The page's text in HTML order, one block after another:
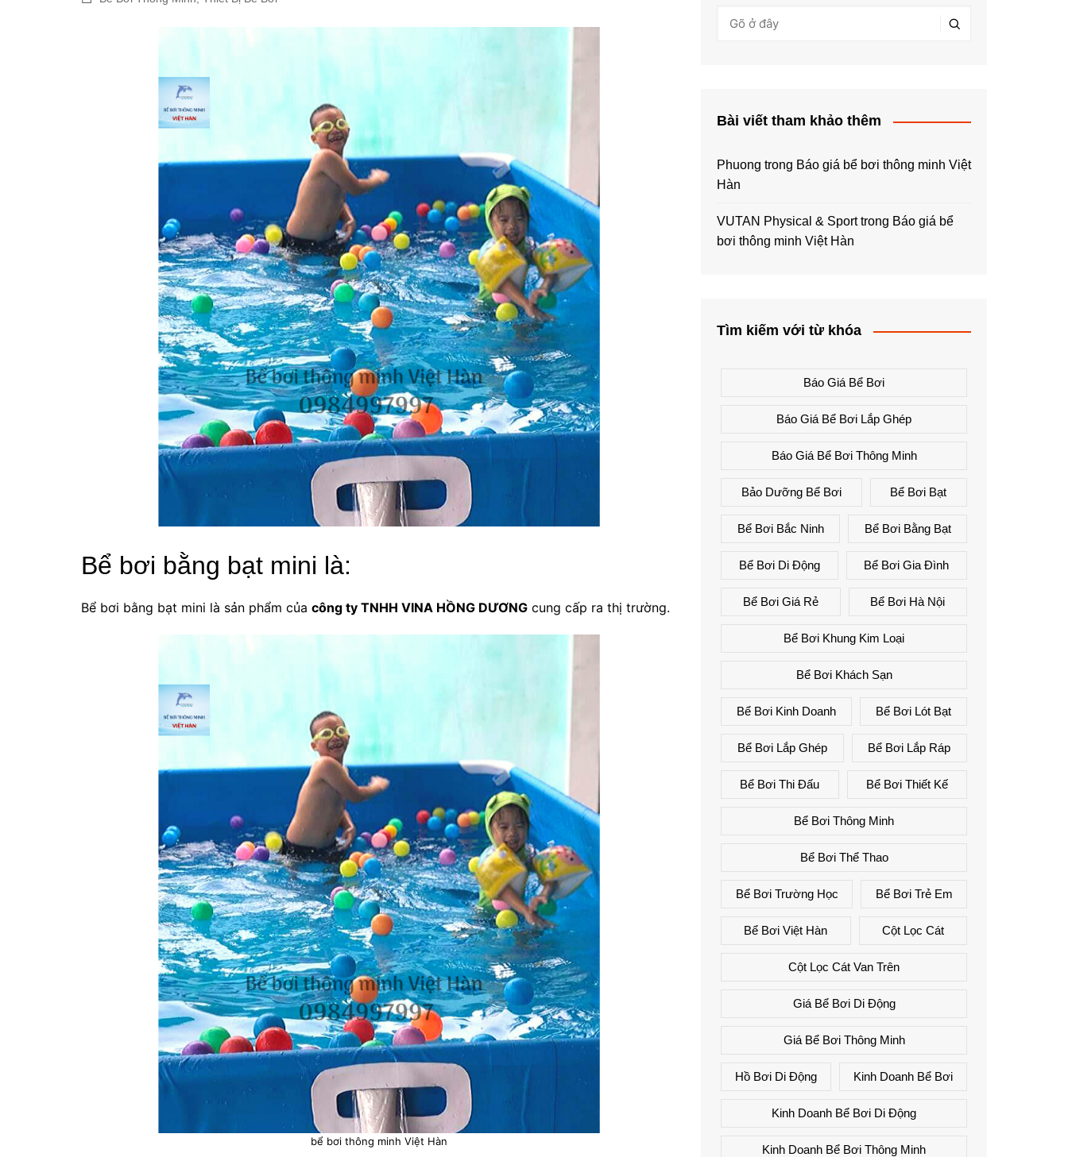
Bể bơi bằng bạt mini là:
Bể bơi bằng bạt mini là sản phẩm của công ty TNHH VINA HỒNG DƯƠNG cung cấp ra thị trường.
bể bơi thông minh Việt Hàn
Bài viết tham khảo thêm
Phuong trong Báo giá bể bơi thông minh Việt
Hàn
VUTAN Physical & Sporttrong Báo giá bể
bơi thông minh Việt Hàn
Tìm kiếm với từ khóa
Báo Giá Bể Bơi
Báo Giá Bể Bơi Lắp Ghép
Báo Giá Bể Bơi Thông Minh
Bảo Dưỡng Bể Bơi Bể Bơi Bạt
Bể Bơi Bắc Ninh Bể Bơi Bằng Bạt
Bể Bơi Di Động Bể Bơi Gia Đình
Bể Bơi Giá Rẻ Bể Bơi Hà Nội
Bể Bơi Khung Kim Loại
Bể Bơi Khách Sạn
Bể Bơi Kinh Doanh Bể Bơi Lót Bạt
Bể Bơi Lắp Ghép Bể Bơi Lắp Ráp
Bể Bơi Thi Đấu Bể Bơi Thiết Kế
Bể Bơi Thông Minh
Bể Bơi Thể Thao
Bể Bơi Trường Học Bể Bơi Trẻ Em
Bể Bơi Việt Hàn Cột Lọc Cát
Cột Lọc Cát Van Trên
Giá Bể Bơi Di Động
Giá Bể Bơi Thông Minh
Hồ Bơi Di Động Kinh Doanh Bể Bơi
Kinh Doanh Bể Bơi Di Động
Kinh Doanh Bể Bơi Thông Minh